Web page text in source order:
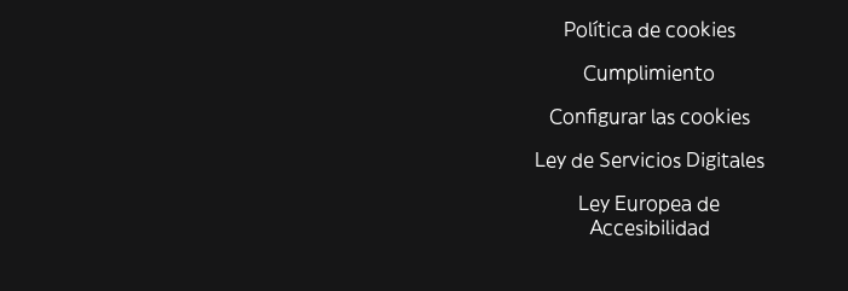
Política de cookies
Cumplimiento
Configurar las cookies
Ley de Servicios Digitales
Ley Europea de
Accesibilidad